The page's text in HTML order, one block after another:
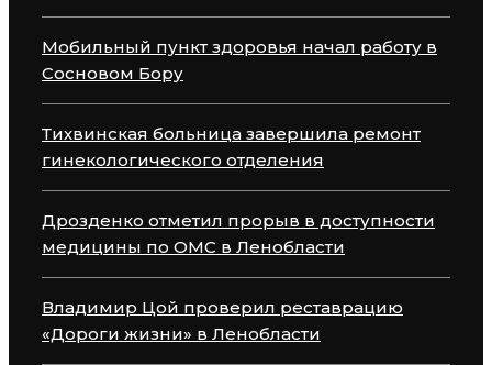
Мобильный пункт здоровья начал работу в
Сосновом Бору
Тихвинская больница завершила ремонт
гинекологического отделения
Дрозденко отметил прорыв в доступности
медицины по ОМС в Ленобласти
Владимир Цой проверил реставрацию
«Дороги жизни» в Ленобласти